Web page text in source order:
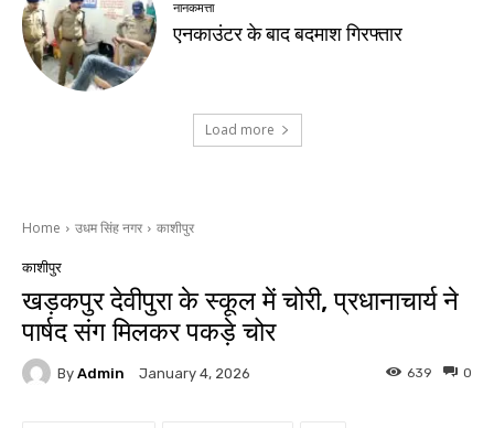
नानकमत्ता
एनकाउंटर के बाद बदमाश गिरफ्तार
Load more